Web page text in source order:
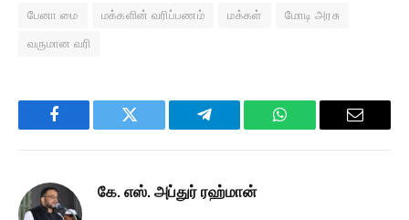
பேனா மை மக்களின் வரிப்பணம் மக்கள் மோடி அரசு
வருமான வரி
Facebook Twitter Telegram WhatsApp Email
கே. எஸ். அப்துர் ரஹ்மான்